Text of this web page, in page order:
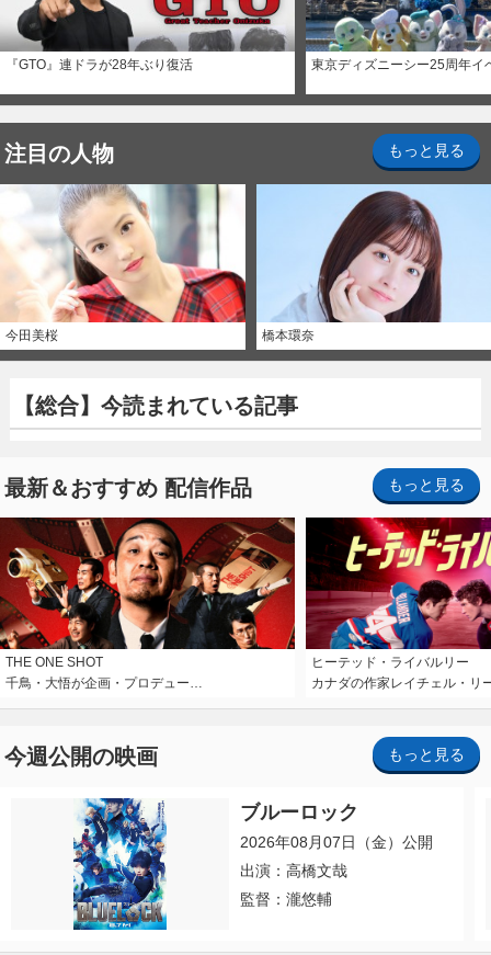
『GTO』連ドラが28年ぶり復活 東京ディズニーシー25周年イ
注目の人物 もっと見る
今田美桜 橋本環奈
【総合】今読まれている記事
最新＆おすすめ 配信作品 もっと見る
THE ONE SHOT
千鳥・大悟が企画・プロデュー…
ヒーテッド・ライバルリー
カナダの作家レイチェル・リ
今週公開の映画 もっと見る
ブルーロック
2026年08月07日（金）公開
出演：高橋文哉
監督：瀧悠輔